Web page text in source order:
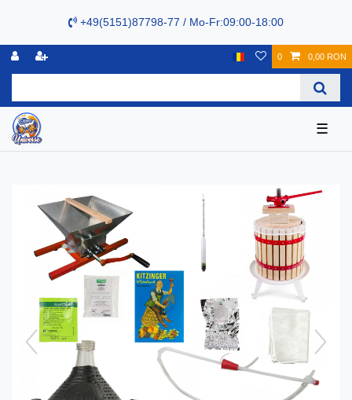
+49(5151)87798-77 / Mo-Fr:09:00-18:00
0 0,00 RON
☰